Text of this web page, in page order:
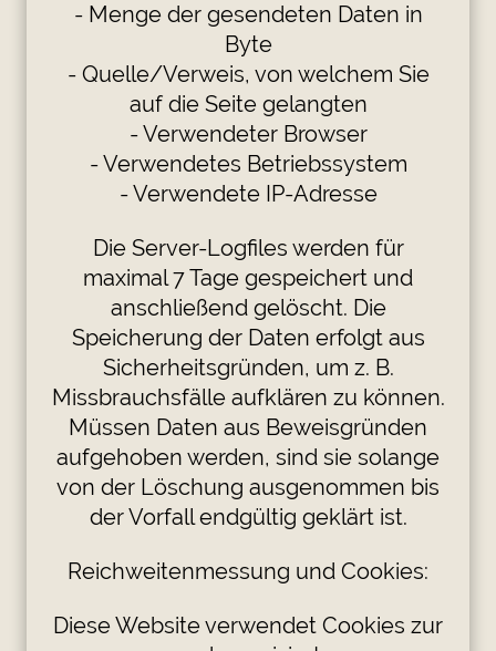
- Menge der gesendeten Daten in
Byte
- Quelle/Verweis, von welchem Sie
auf die Seite gelangten
- Verwendeter Browser
- Verwendetes Betriebssystem
- Verwendete IP-Adresse
Die Server-Logfiles werden für
maximal 7 Tage gespeichert und
anschließend gelöscht. Die
Speicherung der Daten erfolgt aus
Sicherheitsgründen, um z. B.
Missbrauchsfälle aufklären zu können.
Müssen Daten aus Beweisgründen
aufgehoben werden, sind sie solange
von der Löschung ausgenommen bis
der Vorfall endgültig geklärt ist.
Reichweitenmessung und Cookies:
Diese Website verwendet Cookies zur